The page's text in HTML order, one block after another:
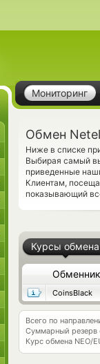
Мониторинг
Обмен
Ниже в списке
Выбирая самый
приведенные
Клиентам,
показывающий
Курсы обмена
Обменник
CoinsBlack
Всего по
Суммарный резерв
Курс обмена NEO/